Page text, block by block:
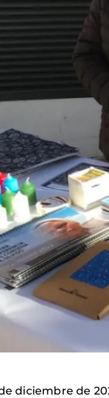
de diciembre de